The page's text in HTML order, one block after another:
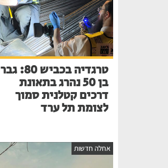
טרגדיה בכביש 80: גבר
בן 50 נהרג בתאונת
דרכים קטלנית סמוך
לצומת תל ערד
אחלה חדשות